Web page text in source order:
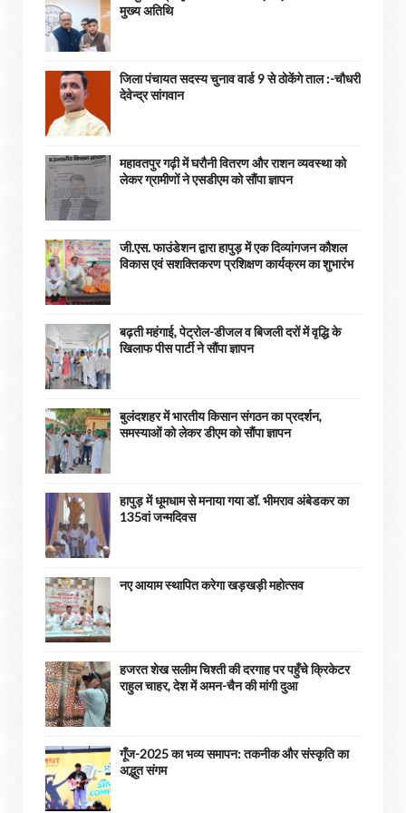
मुख्य अतिथि
जिला पंचायत सदस्य चुनाव वार्ड 9 से ठोकेंगे ताल :-चौधरी
देवेन्द्र सांगवान
महावतपुर गढ़ी में घरौनी वितरण और राशन व्यवस्था को
लेकर ग्रामीणों ने एसडीएम को सौंपा ज्ञापन
जी.एस. फाउंडेशन द्वारा हापुड़ में एक दिव्यांगजन कौशल
विकास एवं सशक्तिकरण प्रशिक्षण कार्यक्रम का शुभारंभ
बढ़ती महंगाई, पेट्रोल-डीजल व बिजली दरों में वृद्धि के
खिलाफ पीस पार्टी ने सौंपा ज्ञापन
बुलंदशहर में भारतीय किसान संगठन का प्रदर्शन,
समस्याओं को लेकर डीएम को सौंपा ज्ञापन
हापुड़ में धूमधाम से मनाया गया डॉ. भीमराव अंबेडकर का
135वां जन्मदिवस
नए आयाम स्थापित करेगा खड़खड़ी महोत्सव
हजरत शेख सलीम चिश्ती की दरगाह पर पहुँचे क्रिकेटर
राहुल चाहर, देश में अमन-चैन की मांगी दुआ
गूँज-2025 का भव्य समापन: तकनीक और संस्कृति का
अद्भुत संगम